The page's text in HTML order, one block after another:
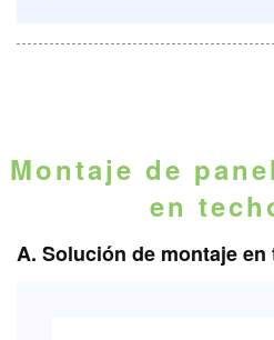
Montaje de
en
A. Solución de montaje en